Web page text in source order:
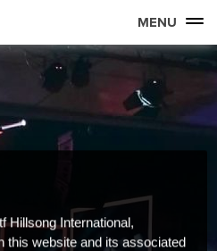
MENU
Hillsong International,
this website and its associated